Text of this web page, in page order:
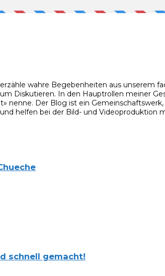
wahre Begebenheiten aus unserem
Diskutieren. In den Hauptrollen meiner
nenne. Der Blog ist ein
helfen bei der Bild- und Videoproduktion
schnell gemacht!